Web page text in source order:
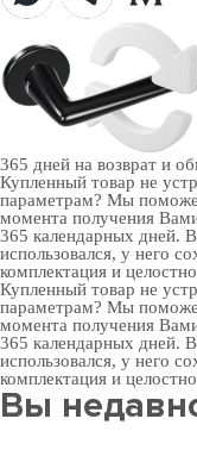
365 дней на возврат и
Купленный товар не
параметрам? Мы
момента получения
365 календарных дней.
использовался, у него
комплектация и
Купленный товар не
параметрам? Мы
момента получения
365 календарных дней.
использовался, у него
комплектация и
Вы